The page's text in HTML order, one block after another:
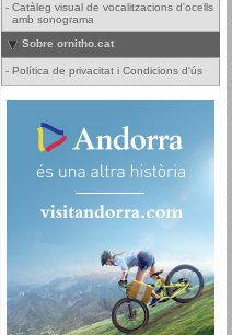
- Catàleg visual de vocalitzacions d'ocells
amb sonograma
Sobre ornitho.cat
- Política de privacitat i Condicions d'ús